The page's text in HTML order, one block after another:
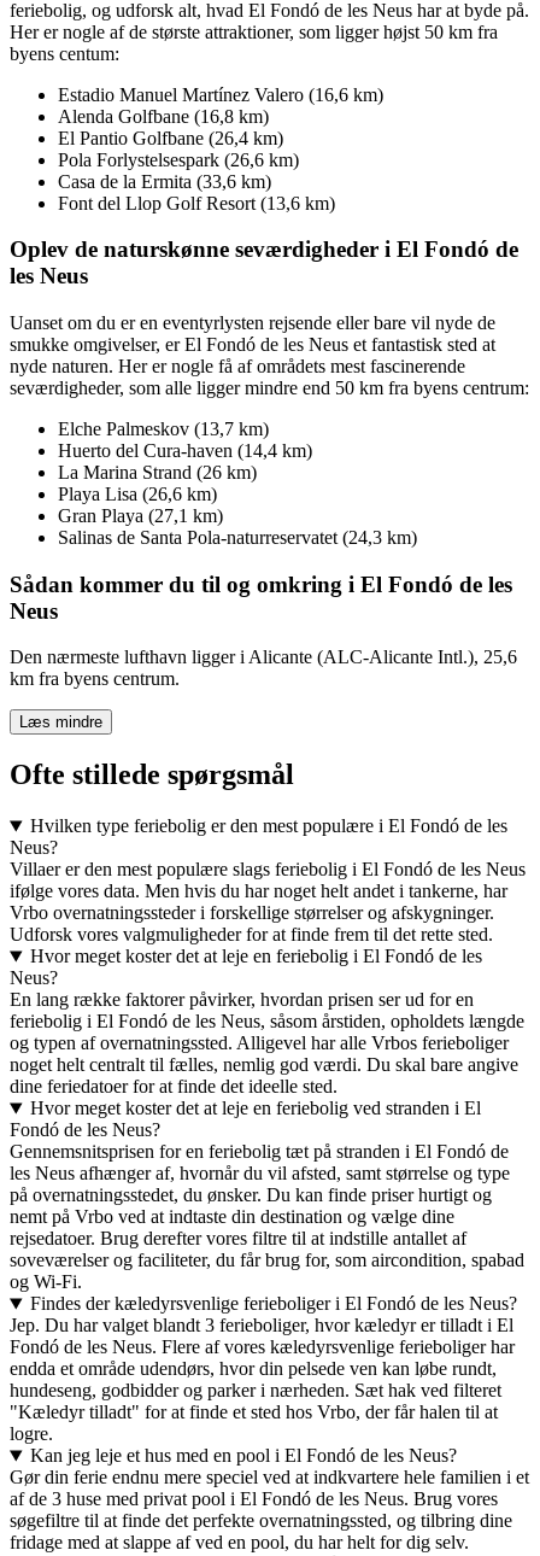
feriebolig, og udforsk alt, hvad El Fondó de les Neus har at byde på.
Her er nogle af de største attraktioner, som ligger højst 50 km fra
byens centum:
Estadio Manuel Martínez Valero (16,6 km)
Alenda Golfbane (16,8 km)
El Pantio Golfbane (26,4 km)
Pola Forlystelsespark (26,6 km)
Casa de la Ermita (33,6 km)
Font del Llop Golf Resort (13,6 km)
Oplev de naturskønne seværdigheder i El Fondó de
les Neus
Uanset om du er en eventyrlysten rejsende eller bare vil nyde de
smukke omgivelser, er El Fondó de les Neus et fantastisk sted at
nyde naturen. Her er nogle få af områdets mest fascinerende
seværdigheder, som alle ligger mindre end 50 km fra byens centrum:
Elche Palmeskov (13,7 km)
Huerto del Cura-haven (14,4 km)
La Marina Strand (26 km)
Playa Lisa (26,6 km)
Gran Playa (27,1 km)
Salinas de Santa Pola-naturreservatet (24,3 km)
Sådan kommer du til og omkring i El Fondó de les
Neus
Den nærmeste lufthavn ligger i Alicante (ALC-Alicante Intl.), 25,6
km fra byens centrum.
Læs mindre
Ofte stillede spørgsmål
Hvilken type feriebolig er den mest populære i El Fondó de les
Neus?
Villaer er den mest populære slags feriebolig i El Fondó de les Neus
ifølge vores data. Men hvis du har noget helt andet i tankerne, har
Vrbo overnatningssteder i forskellige størrelser og afskygninger.
Udforsk vores valgmuligheder for at finde frem til det rette sted.
Hvor meget koster det at leje en feriebolig i El Fondó de les
Neus?
En lang række faktorer påvirker, hvordan prisen ser ud for en
feriebolig i El Fondó de les Neus, såsom årstiden, opholdets længde
og typen af overnatningssted. Alligevel har alle Vrbos ferieboliger
noget helt centralt til fælles, nemlig god værdi. Du skal bare angive
dine feriedatoer for at finde det ideelle sted.
Hvor meget koster det at leje en feriebolig ved stranden i El
Fondó de les Neus?
Gennemsnitsprisen for en feriebolig tæt på stranden i El Fondó de
les Neus afhænger af, hvornår du vil afsted, samt størrelse og type
på overnatningsstedet, du ønsker. Du kan finde priser hurtigt og
nemt på Vrbo ved at indtaste din destination og vælge dine
rejsedatoer. Brug derefter vores filtre til at indstille antallet af
soveværelser og faciliteter, du får brug for, som aircondition, spabad
og Wi-Fi.
Findes der kæledyrsvenlige ferieboliger i El Fondó de les Neus?
Jep. Du har valget blandt 3 ferieboliger, hvor kæledyr er tilladt i El
Fondó de les Neus. Flere af vores kæledyrsvenlige ferieboliger har
endda et område udendørs, hvor din pelsede ven kan løbe rundt,
hundeseng, godbidder og parker i nærheden. Sæt hak ved filteret
"Kæledyr tilladt" for at finde et sted hos Vrbo, der får halen til at
logre.
Kan jeg leje et hus med en pool i El Fondó de les Neus?
Gør din ferie endnu mere speciel ved at indkvartere hele familien i et
af de 3 huse med privat pool i El Fondó de les Neus. Brug vores
søgefiltre til at finde det perfekte overnatningssted, og tilbring dine
fridage med at slappe af ved en pool, du har helt for dig selv.